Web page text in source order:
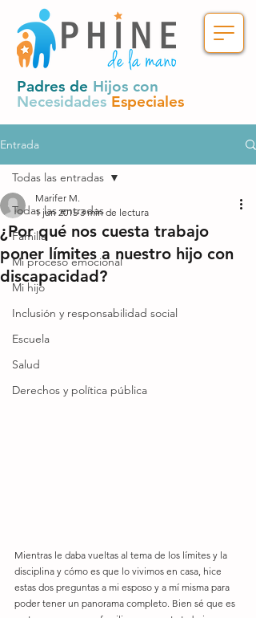
Padres de Hijos con
Necesidades Especiales
Entrada
Todas las entradas
Familia
Mi proceso emocional
Mi hijo
Inclusión y responsabilidad social
Escuela
Salud
Derechos y política pública
Todas las entradas
¿Por qué nos cuesta trabajo
poner límites a nuestro hijo con
discapacidad?
Marifer M.
1 jun 2015 3 min de lectura
Mientras le daba vueltas al tema de los límites y la
disciplina y cómo es que lo vivimos en casa, hice
estas dos preguntas a mi esposo y a mí misma para
poder tener un panorama completo. Bien sé que es